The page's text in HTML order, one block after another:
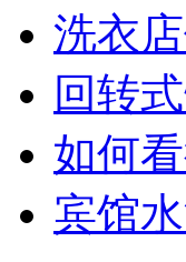
洗衣
回转
如何
宾馆